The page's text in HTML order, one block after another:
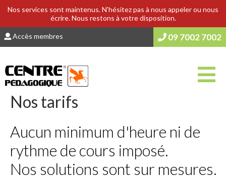
Nos services sont maintenus. N'hésitez pas à nous appeler ou nous
écrire. Nous restons à votre disposition.
Accès membres 09 7002 7002
Nos tarifs
Aucun minimum d'heure ni de
rythme de cours imposé.
Nos solutions sont sur mesures.